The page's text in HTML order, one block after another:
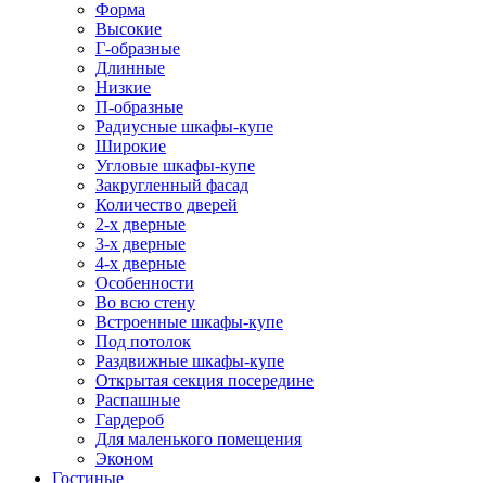
Форма
Высокие
Г-образные
Длинные
Низкие
П-образные
Радиусные шкафы-купе
Широкие
Угловые шкафы-купе
Закругленный фасад
Количество дверей
2-х дверные
3-х дверные
4-х дверные
Особенности
Во всю стену
Встроенные шкафы-купе
Под потолок
Раздвижные шкафы-купе
Открытая секция посередине
Распашные
Гардероб
Для маленького помещения
Эконом
Гостиные